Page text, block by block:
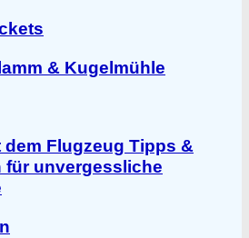
& Kugelmühle
dem Flugzeug Tipps &
für unvergessliche